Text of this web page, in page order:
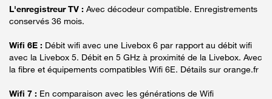
L'enregistreur TV : Avec décodeur compatible. Enregistrements
conservés 36 mois.
Wifi 6E : Débit wifi avec une Livebox 6 par rapport au débit wifi
avec la Livebox 5. Débit en 5 GHz à proximité de la Livebox. Avec
la fibre et équipements compatibles Wifi 6E. Détails sur orange.fr
Wifi 7 : En comparaison avec les générations de Wifi